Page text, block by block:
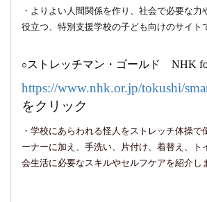
・ よりよい人間関係を作り、社会で必要な力
役立つ、特別支援学校の子ども向けのサイト
○ ストレッチマン・ゴールド NHK
https://www.nhk.or.jp/tokushi/
をクリック
・学校にあらわれる怪人をストレッチ体操で
ーナーに加え、手洗い、片付け、着替え、ト
会生活に必要なスキルやセルフケアを紹介し